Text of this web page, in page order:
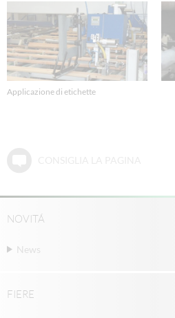
Applicazione di etichette
NOVITÁ
News
FIERE